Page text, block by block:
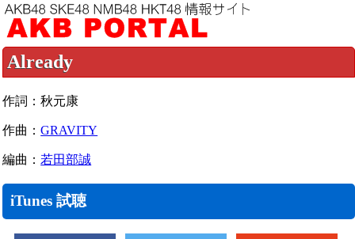
Already
作詞：秋元康
作曲：GRAVITY
編曲： 若田部誠
iTunes 試聴